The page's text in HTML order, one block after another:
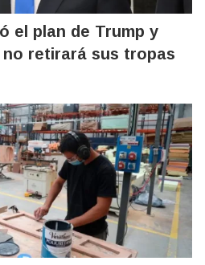
el plan de Trump y
retirará sus tropas